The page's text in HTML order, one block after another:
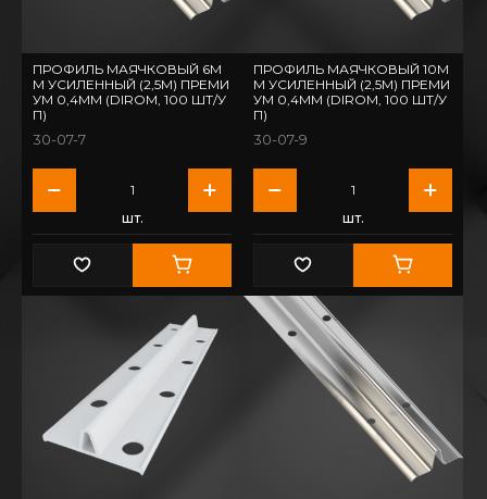
ПРОФИЛЬ МАЯЧКОВЫЙ 6М
М УСИЛЕННЫЙ (2,5М) ПРЕМИ
УМ 0,4ММ (DIROM, 100 ШТ/У
П)
30-07-7
шт.
ПРОФИЛЬ МАЯЧКОВЫЙ 10М
М УСИЛЕННЫЙ (2,5М) ПРЕМИ
УМ 0,4ММ (DIROM, 100 ШТ/У
П)
30-07-9
шт.